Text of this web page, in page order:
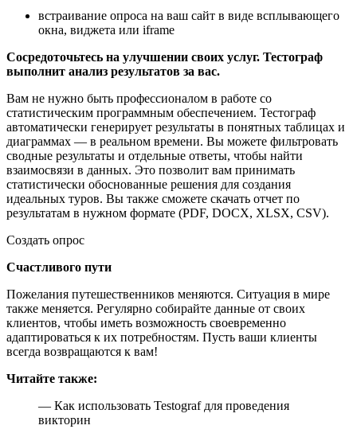
встраивание опроса на ваш сайт в виде всплывающего
окна, виджета или iframe
Сосредоточьтесь на улучшении своих услуг. Тестограф
выполнит анализ результатов за вас.
Вам не нужно быть профессионалом в работе со
статистическим программным обеспечением. Тестограф
автоматически генерирует результаты в понятных таблицах и
диаграммах — в реальном времени. Вы можете фильтровать
сводные результаты и отдельные ответы, чтобы найти
взаимосвязи в данных. Это позволит вам принимать
статистически обоснованные решения для создания
идеальных туров. Вы также сможете скачать отчет по
результатам в нужном формате (PDF, DOCX, XLSX, CSV).
Создать опрос
Счастливого пути
Пожелания путешественников меняются. Ситуация в мире
также меняется. Регулярно собирайте данные от своих
клиентов, чтобы иметь возможность своевременно
адаптироваться к их потребностям. Пусть ваши клиенты
всегда возвращаются к вам!
Читайте также:
— Как использовать Testograf для проведения
викторин